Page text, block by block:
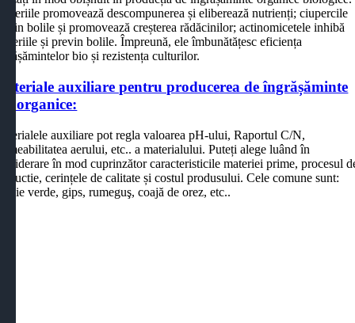
promovează descompunerea și eliberează nutrienți; ciupercile
bolile și promovează creșterea rădăcinilor; actinomicetele inhibă
și previn bolile. Împreună, ele îmbunătățesc eficiența
bio și rezistența culturilor.
auxiliare pentru producerea de îngrășăminte
organice:
auxiliare pot regla valoarea pH-ului, Raportul C/N,
aerului, etc.. a materialului. Puteți alege luând în
în mod cuprinzător caracteristicile materiei prime, procesul
cerințele de calitate și costul produsului. Cele comune sunt:
verde, gips, rumeguş, coajă de orez, etc..